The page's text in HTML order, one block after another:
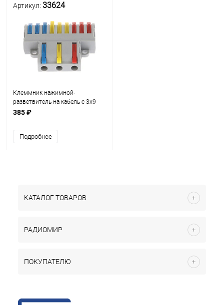
Артикул: 33624
Клеммник нажимной-
разветвитель на кабель с 3х9
контактов многоразовый SPL-
385 ₽
Подробнее
КАТАЛОГ ТОВАРОВ
РАДИОМИР
ПОКУПАТЕЛЮ